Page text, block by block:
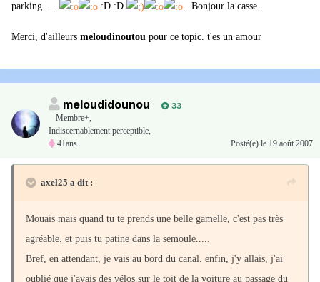
parking.....
:D :D . Bonjour la casse.
Merci, d'ailleurs meloudinoutou pour ce topic. t'es un amour
meloudidounou
33
Membre+,
Indiscernablement perceptible,
41ans
Posté(e) le 19 août 2007
axel25 a dit :
Mouais mais quand tu te prends une belle gamelle, c'est pas très
agréable. et puis tu patine dans la semoule.....
Bref, en attendant, je vais au bord du canal. enfin, j'y allais, j'ai
oublié que j'avais des vélos sur le toit de la voiture au passage du